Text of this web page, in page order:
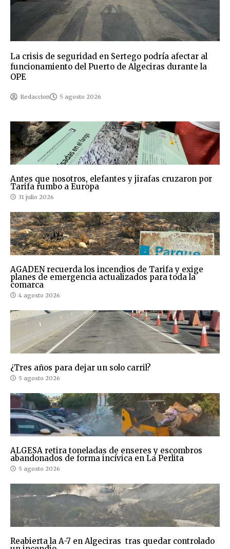
La crisis de seguridad en Sertego podría afectar al
funcionamiento del Puerto de Algeciras durante la
OPE
Redaccion 5 agosto 2026
Antes que nosotros, elefantes y jirafas cruzaron por
Tarifa rumbo a Europa
31 julio 2026
AGADEN recuerda los incendios de Tarifa y exige
planes de emergencia actualizados para toda la
comarca
4 agosto 2026
¿Tres años para dejar un solo carril?
5 agosto 2026
ALGESA retira toneladas de enseres y escombros
abandonados de forma incívica en La Perlita
5 agosto 2026
Reabierta la A-7 en Algeciras tras quedar controlado